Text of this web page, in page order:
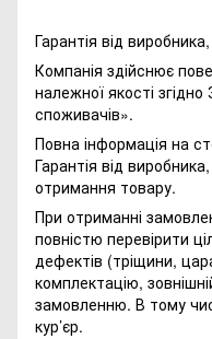
Гарантія від
Компанія здійснює
належної якості згідно
споживачів».
Повна інформація на
Гарантія від
отримання товару.
При отриманні
повністю перевірити
дефектів (тріщини,
комплектацію,
замовленню. В тому
кур’єр.